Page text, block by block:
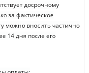
досрочному
за фактическое
можно вносить частично
14 дня после его